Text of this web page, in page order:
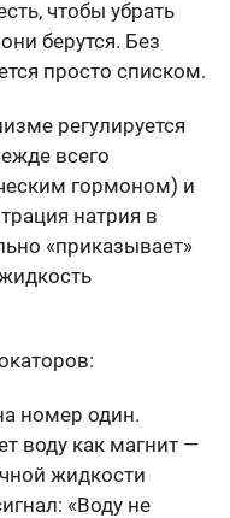
чтобы убрать
берутся. Без
просто списком.
регулируется
всего
гормоном) и
натрия в
«приказывает»
номер один.
воду как магнит —
жидкости
«Воду не